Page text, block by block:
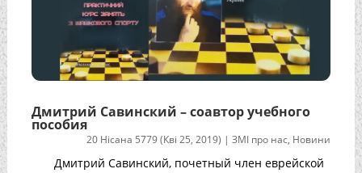
Дмитрий Савинский – соавтор учебного
пособия
20 Нісана 5779 (Кві 25, 2019) |ЗМІ про нас, Новини
Дмитрий Савинский, почетный член еврейской